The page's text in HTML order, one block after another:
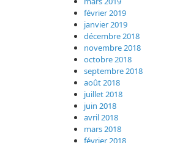
février 2019
janvier 2019
décembre 2018
novembre 2018
octobre 2018
septembre 2018
août 2018
juillet 2018
juin 2018
avril 2018
mars 2018
février 2018